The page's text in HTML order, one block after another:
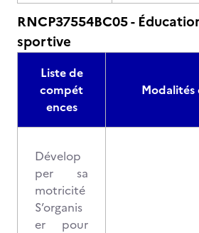
RNCP37554BC05 -
sportive
Liste de
compét
ences
Dévelop
per sa
motricité
S’organis
er pour